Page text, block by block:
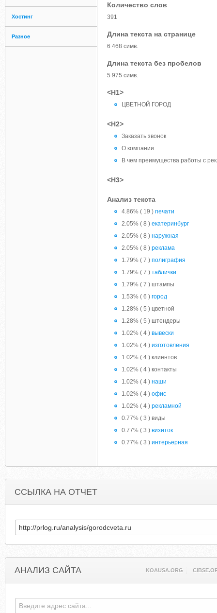
Хостинг
Разное
Количество слов
391
Длина текста на странице
6 468 симв.
Длина текста без пробелов
5 975 симв.
<H1>
ЦВЕТНОЙ ГОРОД
<H2>
Заказать звонок
О компании
В чем преимущества работы с
<H3>
Анализ текста
4.86% ( 19 ) печати
2.05% ( 8 ) екатеринбург
2.05% ( 8 ) наружная
2.05% ( 8 ) реклама
1.79% ( 7 ) полиграфия
1.79% ( 7 ) таблички
1.79% ( 7 ) штампы
1.53% ( 6 ) город
1.28% ( 5 ) цветной
1.28% ( 5 ) штендеры
1.02% ( 4 ) вывески
1.02% ( 4 ) изготовления
1.02% ( 4 ) клиентов
1.02% ( 4 ) контакты
1.02% ( 4 ) наши
1.02% ( 4 ) офис
1.02% ( 4 ) рекламной
0.77% ( 3 ) виды
0.77% ( 3 ) визиток
0.77% ( 3 ) интерьерная
ССЫЛКА НА ОТЧЕТ
АНАЛИЗ САЙТА KOAUSA.ORG